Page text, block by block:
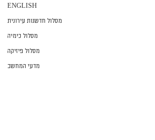
ENGLISH
מסלול חדשנות עירונית
מסלול כימיה
מסלול פיזיקה
מדעי המחשב